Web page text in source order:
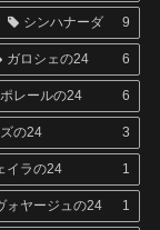
シンハナーダ 9
ガロシェの24 6
レールの24 6
の24 3
イラの24 1
ォヤージュの24 1